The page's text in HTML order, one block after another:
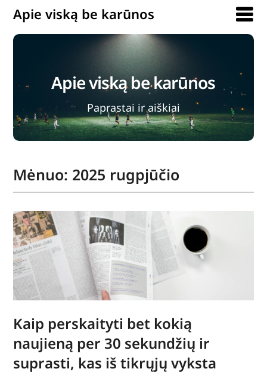
Apie viską be karūnos
Apie viską be karūnos
Paprastai ir aiškiai
Mėnuo: 2025 rugpjūčio
Kaip perskaityti bet kokią
naujieną per 30 sekundžių ir
suprasti, kas iš tikrųjų vyksta